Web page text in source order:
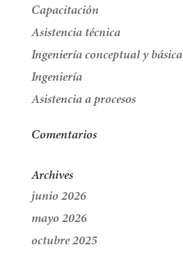
Capacitación
Asistencia técnica
Ingeniería conceptual y básica
Ingeniería
Asistencia a procesos
Comentarios
Archives
junio 2026
mayo 2026
octubre 2025